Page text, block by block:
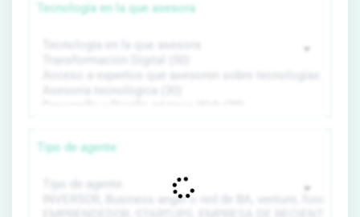
Tecnología en la que asesora
Tipo de agente